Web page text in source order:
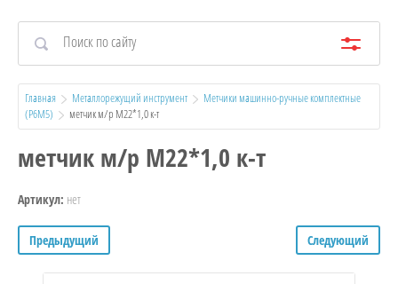
Главная Металлорежущий инструмент
Метчики машинно-ручные комплектные
(Р6М5)
  метчик м/р М22*1,0 к-т
метчик м/р М22*1,0 к-т
Артикул: нет
Предыдущий Следующий